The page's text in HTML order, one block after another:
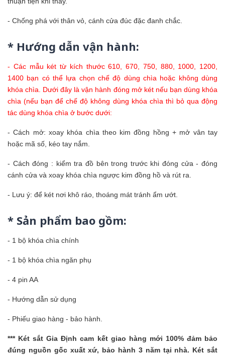
- Chống phá với thân vỏ, cánh cửa đúc đặc đanh chắc.
* Hướng dẫn vận hành:
- Các mẫu két từ kích thước 610, 670, 750, 880, 1000, 1200,
1400 bạn có thể lựa chọn chế độ dùng chìa hoặc không dùng
khóa chìa. Dưới đây là vận hành đóng mở két nếu bạn dùng khóa
chìa (nếu bạn để chế độ không dùng khóa chìa thì bỏ qua động
tác dùng khóa chìa ở bước dưới:
- Cách mở: xoay khóa chìa theo kim đồng hồng + mở vân tay
hoặc mã số, kéo tay nắm.
- Cách đóng : kiểm tra đồ bên trong trước khi đóng cửa - đóng
cánh cửa và xoay khóa chìa ngược kim đồng hồ và rút ra.
- Lưu ý: để két nơi khô ráo, thoáng mát tránh ẩm ướt.
* Sản phẩm bao gồm:
- 1 bộ khóa chìa chính
- 1 bộ khóa chìa ngăn phụ
- 4 pin AA
- Hướng dẫn sử dụng
- Phiếu giao hàng - bảo hành.
*** Két sắt Gia Định cam kết giao hàng mới 100% đảm bảo
đúng nguồn gốc xuất xứ, bảo hành 3 năm tại nhà. Két sắt